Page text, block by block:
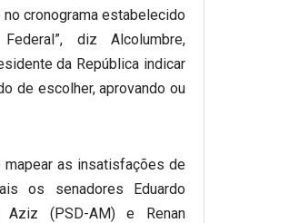
cronograma estabelecido
diz Alcolumbre,
da República indicar
de escolher, aprovando ou
mapear as insatisfações de
os senadores Eduardo
Aziz (PSD-AM) e Renan